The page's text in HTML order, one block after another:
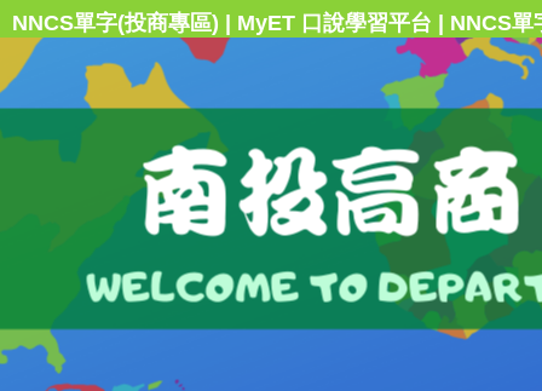
NNCS單字(投商專區) | MyET 口說學習平台 | NNCS單